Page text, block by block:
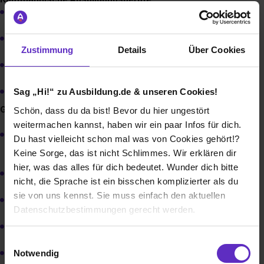
Zustimmung Details Über Cookies
Sag „Hi!“ zu Ausbildung.de & unseren Cookies!
Schön, dass du da bist! Bevor du hier ungestört
weitermachen kannst, haben wir ein paar Infos für dich.
Du hast vielleicht schon mal was von Cookies gehört!?
Keine Sorge, das ist nicht Schlimmes. Wir erklären dir
hier, was das alles für dich bedeutet. Wunder dich bitte
nicht, die Sprache ist ein bisschen komplizierter als du
sie von uns kennst. Sie muss einfach den aktuellen
Datenschutzbestimmungen gerecht werden.
Notwendig
Immobilienkaufmann/ -frau
Kaufleute für Dialogmarketing (m/w)
Personaldienstleistungskaufleute (m/w)
Gewerbliche Ausbildungsberufe
Anlagenmechaniker/ -in für Sanitär-, Heizung- und
Dachdecker (m/w)
Elektroniker/ -in für Energie- und Gebäudetechnik (m/w)
Fiesenleger (m/w)
Gärtner/ -in für Garten- und Landschaftsbau (m/w)